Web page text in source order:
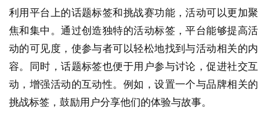
利用平台上的话题标签和挑战赛功能，活动可以更加聚
焦和集中。通过创造独特的活动标签，平台能够提高活
动的可见度，使参与者可以轻松地找到与活动相关的内
容。同时，话题标签也便于用户参与讨论，促进社交互
动，增强活动的互动性。例如，设置一个与品牌相关的
挑战标签，鼓励用户分享他们的体验与故事。